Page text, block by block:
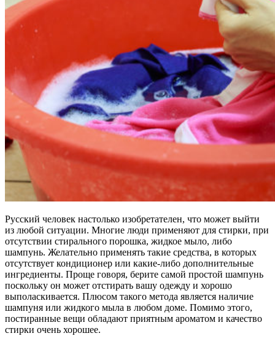
Русский человек настолько изобретателен, что может выйти
из любой ситуации. Многие люди применяют для стирки, при
отсутствии стирального порошка, жидкое мыло, либо
шампунь. Желательно применять такие средства, в которых
отсутствует кондиционер или какие-либо дополнительные
ингредиенты. Проще говоря, берите самой простой шампунь
поскольку он может отстирать вашу одежду и хорошо
выполаскивается. Плюсом такого метода является наличие
шампуня или жидкого мыла в любом доме. Помимо этого,
постиранные вещи обладают приятным ароматом и качество
стирки очень хорошее.